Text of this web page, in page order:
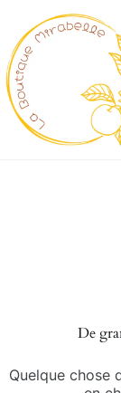
contenu
De
Quelque chose